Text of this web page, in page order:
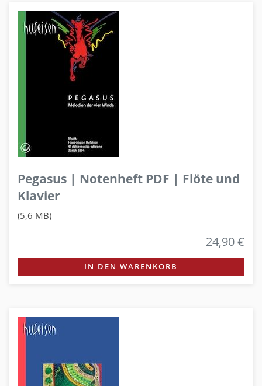
Pegasus | Notenheft PDF | Flöte und
Klavier
(5,6 MB)
24,90 €
IN DEN WARENKORB